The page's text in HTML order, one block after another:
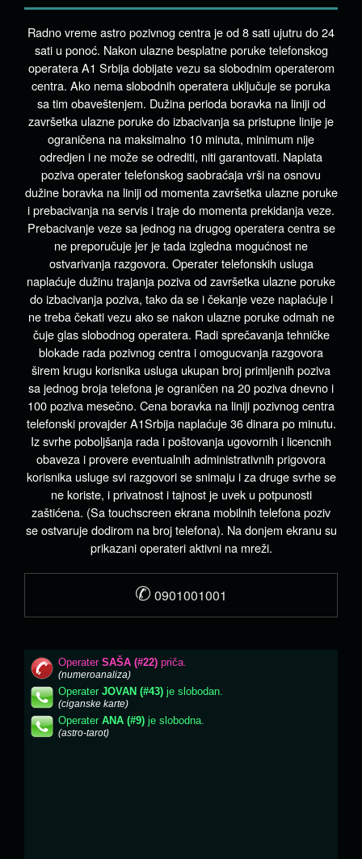
Radno vreme astro pozivnog centra je od 8 sati ujutru do 24
sati u ponoć. Nakon ulazne besplatne poruke telefonskog
operatera A1 Srbija dobijate vezu sa slobodnim operaterom
centra. Ako nema slobodnih operatera uključuje se poruka
sa tim obaveštenjem. Dužina perioda boravka na liniji od
završetka ulazne poruke do izbacivanja sa pristupne linije je
ograničena na maksimalno 10 minuta, minimum nije
odredjen i ne može se odrediti, niti garantovati. Naplata
poziva operater telefonskog saobraćaja vrši na osnovu
dužine boravka na liniji od momenta završetka ulazne poruke
i prebacivanja na servis i traje do momenta prekidanja veze.
Prebacivanje veze sa jednog na drugog operatera centra se
ne preporučuje jer je tada izgledna mogućnost ne
ostvarivanja razgovora. Operater telefonskih usluga
naplaćuje dužinu trajanja poziva od završetka ulazne poruke
do izbacivanja poziva, tako da se i čekanje veze naplaćuje i
ne treba čekati vezu ako se nakon ulazne poruke odmah ne
čuje glas slobodnog operatera. Radi sprečavanja tehničke
blokade rada pozivnog centra i omogucvanja razgovora
širem krugu korisnika usluga ukupan broj primljenih poziva
sa jednog broja telefona je ograničen na 20 poziva dnevno i
100 poziva mesečno. Cena boravka na liniji pozivnog centra
telefonski provajder A1Srbija naplaćuje 36 dinara po minutu.
Iz svrhe poboljšanja rada i poštovanja ugovornih i licencnih
obaveza i provere eventualnih administrativnih prigovora
korisnika usluge svi razgovori se snimaju i za druge svrhe se
ne koriste, i privatnost i tajnost je uvek u potpunosti
zaštićena. (Sa touchscreen ekrana mobilnih telefona poziv
se ostvaruje dodirom na broj telefona). Na donjem ekranu su
prikazani operateri aktivni na mreži.
✆ 0901001001